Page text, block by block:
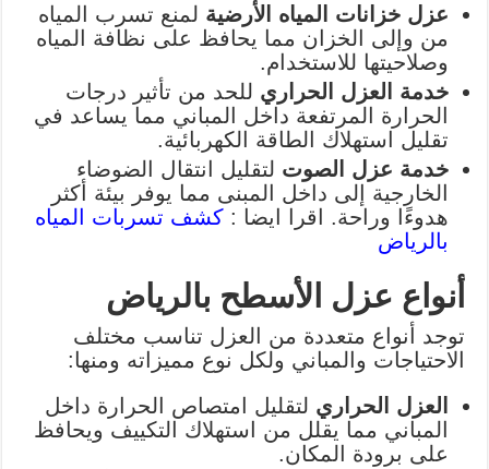
عزل خزانات المياه الأرضية لمنع تسرب المياه
من وإلى الخزان مما يحافظ على نظافة المياه
وصلاحيتها للاستخدام.
خدمة العزل الحراري للحد من تأثير درجات
الحرارة المرتفعة داخل المباني مما يساعد في
تقليل استهلاك الطاقة الكهربائية.
خدمة عزل الصوت لتقليل انتقال الضوضاء
الخارجية إلى داخل المبنى مما يوفر بيئة أكثر
هدوءًا وراحة. اقرا ايضا :كشف تسربات المياه
بالرياض
أنواع عزل الأسطح بالرياض
توجد أنواع متعددة من العزل تناسب مختلف
الاحتياجات والمباني ولكل نوع مميزاته ومنها:
العزل الحراري لتقليل امتصاص الحرارة داخل
المباني مما يقلل من استهلاك التكييف ويحافظ
على برودة المكان.